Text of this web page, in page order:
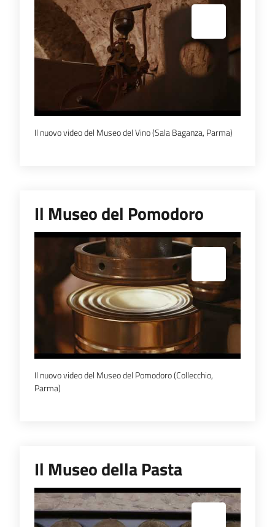
Espandi popup
Il nuovo video del Museo del Vino (Sala Baganza, Parma)
Il Museo del Pomodoro
Espandi popup
Il nuovo video del Museo del Pomodoro (Collecchio,
Parma)
Il Museo della Pasta
Espandi popup